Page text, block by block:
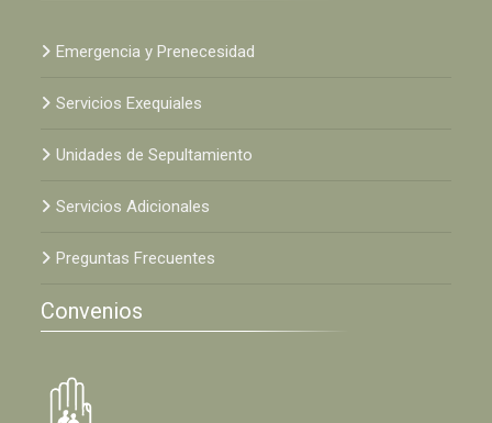
Emergencia y Prenecesidad
Servicios Exequiales
Unidades de Sepultamiento
Servicios Adicionales
Preguntas Frecuentes
Convenios